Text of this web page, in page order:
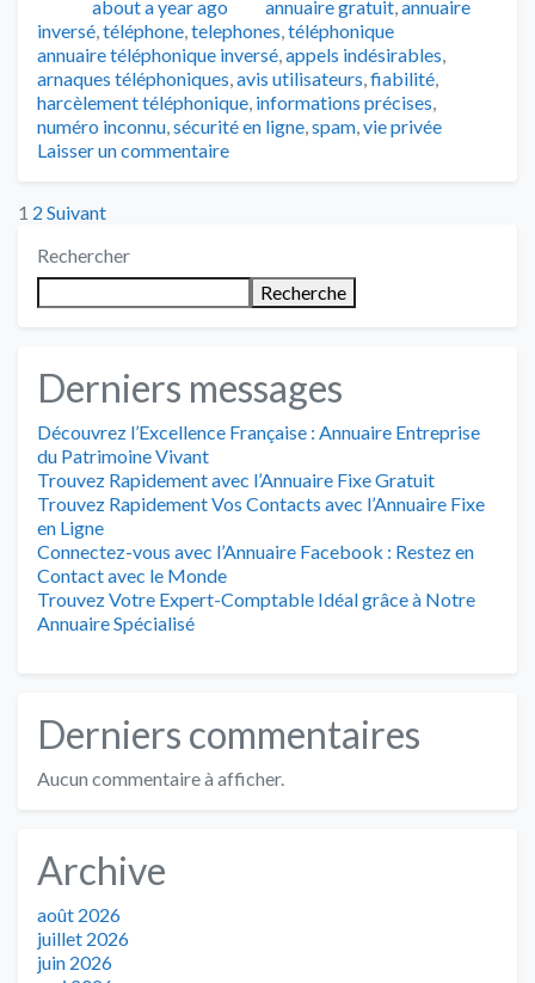
Publié
about a year ago Catégories
annuaire gratuit,annuaire
inversé,téléphone,telephones,téléphonique
annuaire téléphonique inversé,appels indésirables,
arnaques téléphoniques,avis utilisateurs,fiabilité,
harcèlement téléphonique, informations précises,
numéro inconnu,sécurité en ligne,spam,vie privée
Laisser un commentaire
Posts
pagination
1 2 Suivant
Rechercher
Recherche
Derniers messages
Découvrez l’Excellence Française : Annuaire Entreprise
du Patrimoine Vivant
Trouvez Rapidement avec l’Annuaire Fixe Gratuit
Trouvez Rapidement Vos Contacts avec l’Annuaire Fixe
en Ligne
Connectez-vous avec l’Annuaire Facebook : Restez en
Contact avec le Monde
Trouvez Votre Expert-Comptable Idéal grâce à Notre
Annuaire Spécialisé
Derniers commentaires
Aucun commentaire à afficher.
Archive
août 2026
juillet 2026
juin 2026